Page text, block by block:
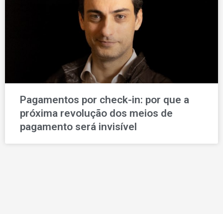
Pagamentos por check-in: por que a
próxima revolução dos meios de
pagamento será invisível